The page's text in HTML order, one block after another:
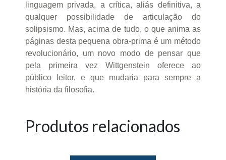
linguagem privada, a crítica, aliás definitiva, a
qualquer possibilidade de articulação do
solipsismo. Mas, acima de tudo, o que anima as
páginas desta pequena obra-prima é um método
revolucionário, um novo modo de pensar que
pela primeira vez Wittgenstein oferece ao
público leitor, e que mudaria para sempre a
história da filosofia.
Produtos relacionados